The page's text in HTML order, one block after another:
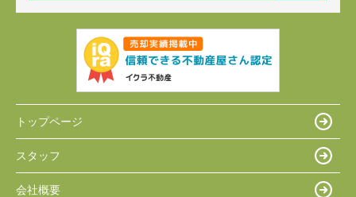
トップページ
スタッフ
会社概要